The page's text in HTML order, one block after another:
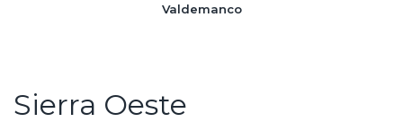
Valdemanco
Sierra Oeste